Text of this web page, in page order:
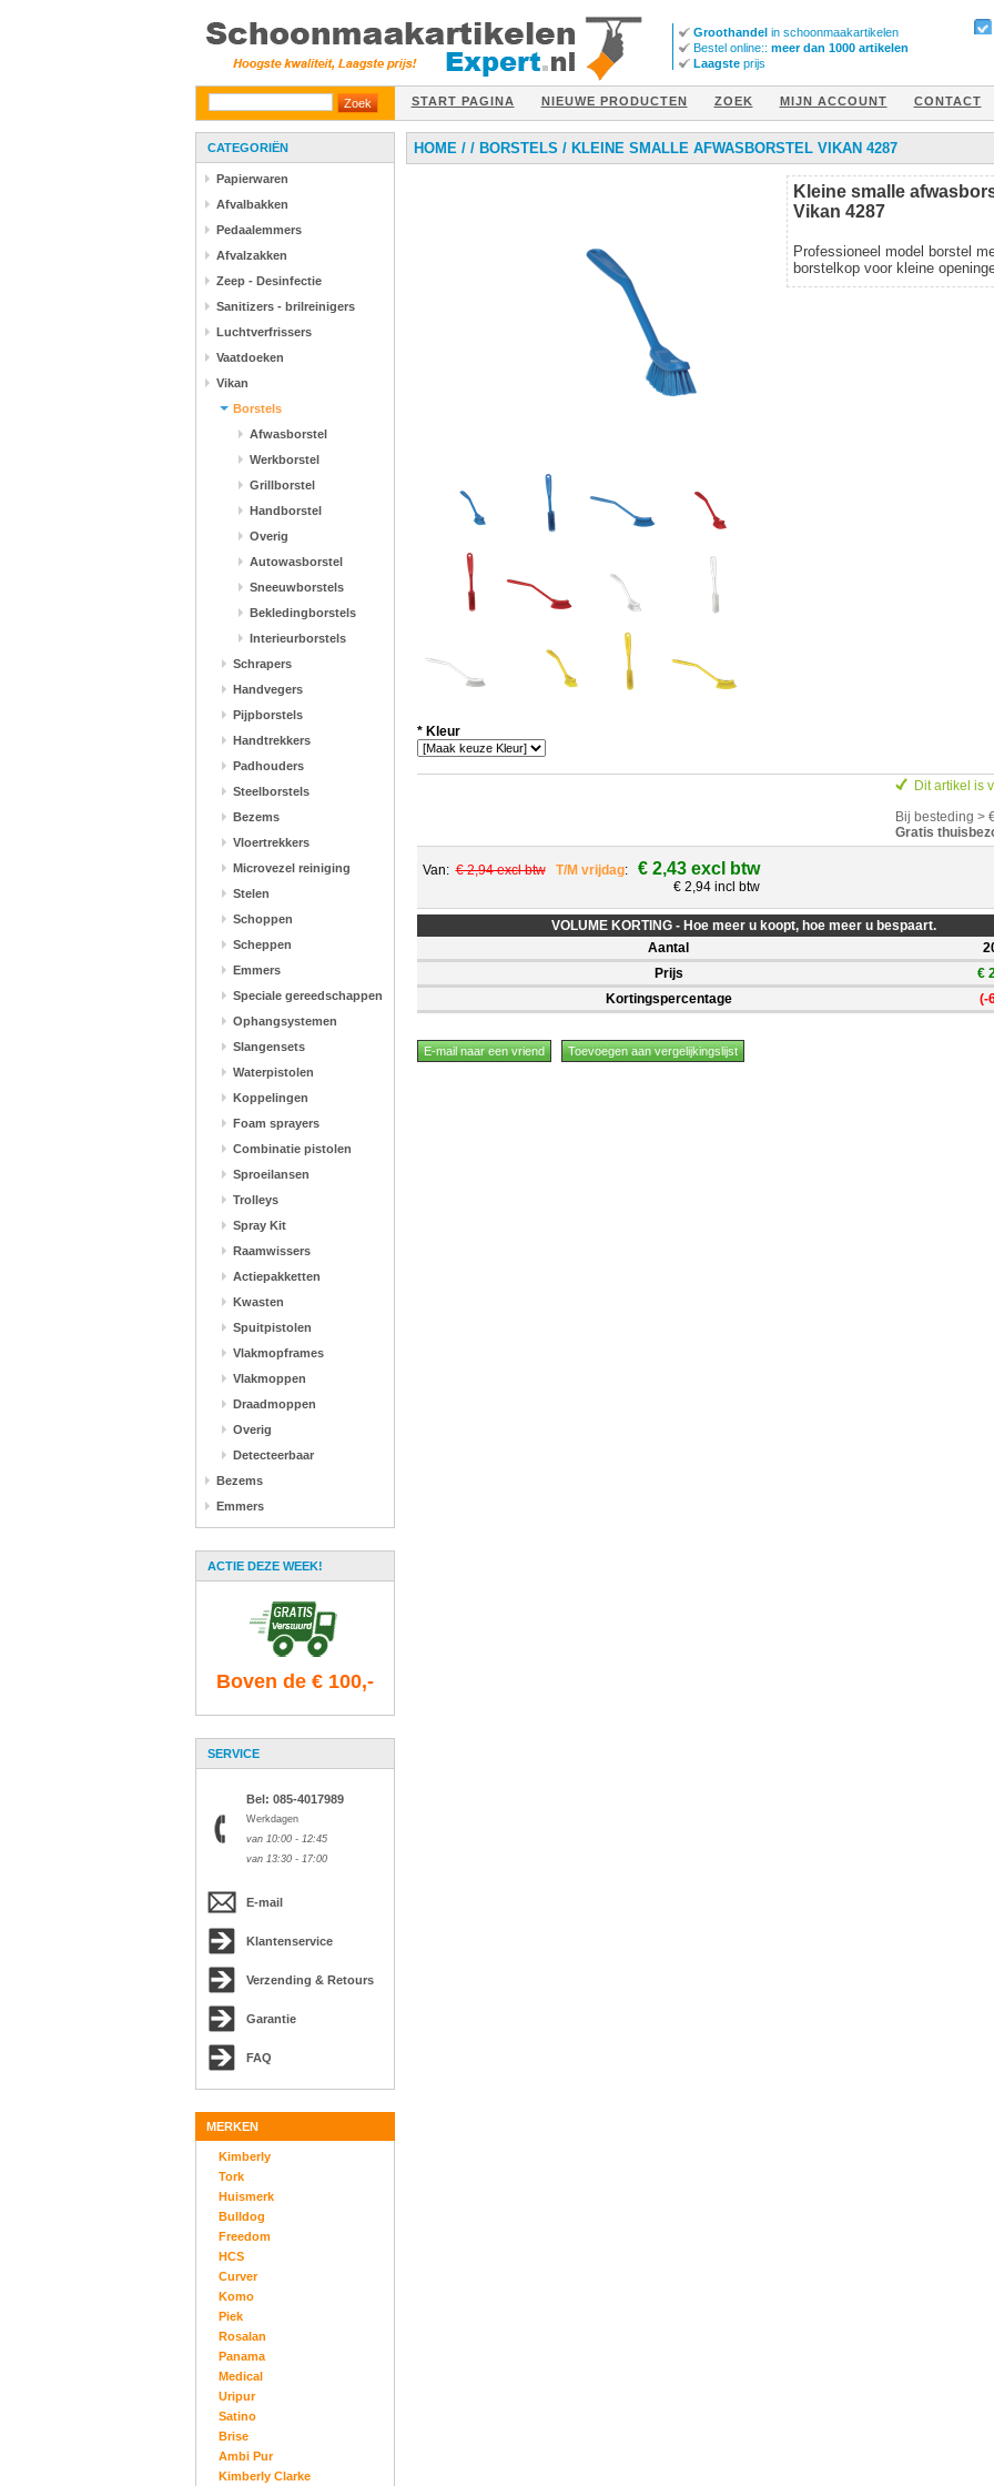
Groothandel in schoonmaakartikelen
Bestel online:: meer dan 1000 artikelen
Laagste prijs
START PAGINA NIEUWE PRODUCTEN ZOEK MIJN ACCOUNT CONTACT
CATEGORIËN
Papierwaren
Afvalbakken
Pedaalemmers
Afvalzakken
Zeep - Desinfectie
Sanitizers - brilreinigers
Luchtverfrissers
Vaatdoeken
Vikan
Borstels
Afwasborstel
Werkborstel
Grillborstel
Handborstel
Overig
Autowasborstel
Sneeuwborstels
Bekledingborstels
Interieurborstels
Schrapers
Handvegers
Pijpborstels
Handtrekkers
Padhouders
Steelborstels
Bezems
Vloertrekkers
Microvezel reiniging
Stelen
Schoppen
Scheppen
Emmers
Speciale gereedschappen
Ophangsystemen
Slangensets
Waterpistolen
Koppelingen
Foam sprayers
Combinatie pistolen
Sproeilansen
Trolleys
Spray Kit
Raamwissers
Actiepakketten
Kwasten
Spuitpistolen
Vlakmopframes
Vlakmoppen
Draadmoppen
Overig
Detecteerbaar
Bezems
Emmers
ACTIE DEZE WEEK!
Boven de € 100,-
SERVICE
Bel: 085-4017989
Werkdagen
van 10:00 - 12:45
van 13:30 - 17:00
E-mail
Klantenservice
Verzending & Retours
Garantie
FAQ
MERKEN
Kimberly
Tork
Huismerk
Bulldog
Freedom
HCS
Curver
Komo
Piek
Rosalan
Panama
Medical
Uripur
Satino
Brise
Ambi Pur
Kimberly Clarke
HOME/ / BORSTELS / KLEINE SMALLE AFWASBORSTEL VIKAN 4287
Kleine smalle
Vikan 4287
Professioneel model borstel
borstelkop voor kleine
*Kleur
Dit artikel is
Bij besteding >
Gratis
Van:€ 2,94 excl btw T/M vrijdag: € 2,43 excl btw
€ 2,94 incl btw
VOLUME KORTING - Hoe meer u koopt, hoe meer u bespaart.
Aantal
Prijs
Kortingspercentage
€
(-